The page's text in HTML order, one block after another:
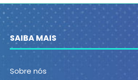
SAIBA MAIS
Sobre nós